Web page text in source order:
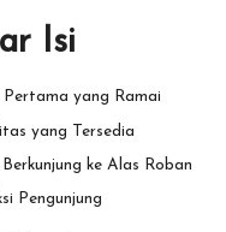
Isi
Pertama yang Ramai
yang Tersedia
Berkunjung ke Alas Roban
Pengunjung